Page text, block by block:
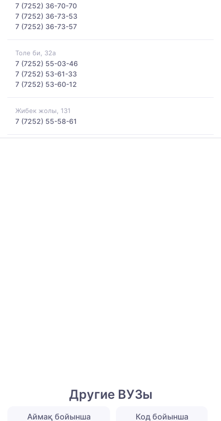
7 (7252) 36-70-70
7 (7252) 36-73-53
7 (7252) 36-73-57
Толе би, 32а
7 (7252) 55-03-46
7 (7252) 53-61-33
7 (7252) 53-60-12
Жибек жолы, 131
7 (7252) 55-58-61
Другие ВУЗы
Аймақ бойынша Код бойынша